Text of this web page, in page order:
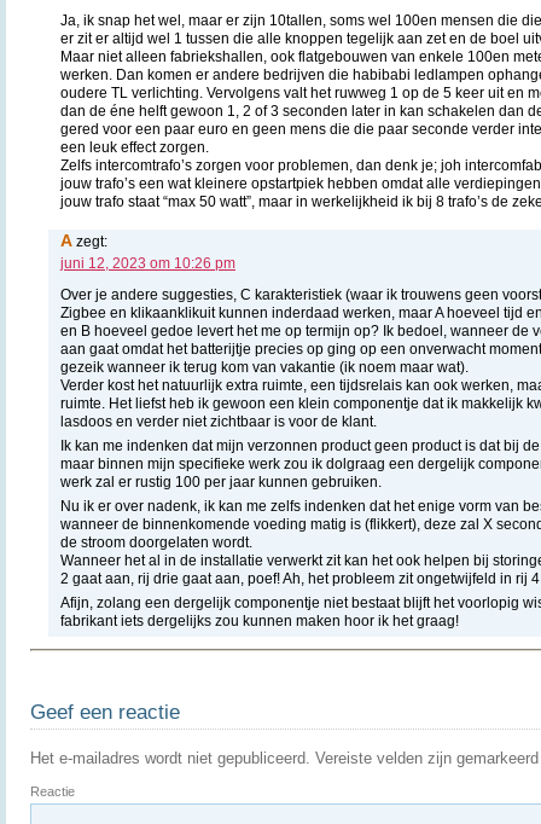
Ja, ik snap het wel, maar er zijn 10tallen, soms wel 100en mensen die
er zit er altijd wel 1 tussen die alle knoppen tegelijk aan zet en de boel
Maar niet alleen fabriekshallen, ook flatgebouwen van enkele 100en
werken. Dan komen er andere bedrijven die habibabi ledlampen
oudere TL verlichting. Vervolgens valt het ruwweg 1 op de 5 keer uit en
dan de éne helft gewoon 1, 2 of 3 seconden later in kan schakelen dan
gered voor een paar euro en geen mens die die paar seconde verder
een leuk effect zorgen.
Zelfs intercomtrafo’s zorgen voor problemen, dan denk je; joh
jouw trafo’s een wat kleinere opstartpiek hebben omdat alle
jouw trafo staat “max 50 watt”, maar in werkelijkheid ik bij 8 trafo’s de
A zegt:
juni 12, 2023 om 10:26 pm
Over je andere suggesties, C karakteristiek (waar ik trouwens geen
Zigbee en klikaanklikuit kunnen inderdaad werken, maar A hoeveel tijd
en B hoeveel gedoe levert het me op termijn op? Ik bedoel, wanneer de
aan gaat omdat het batterijtje precies op ging op een onverwacht
gezeik wanneer ik terug kom van vakantie (ik noem maar wat).
Verder kost het natuurlijk extra ruimte, een tijdsrelais kan ook werken,
ruimte. Het liefst heb ik gewoon een klein componentje dat ik makkelijk
lasdoos en verder niet zichtbaar is voor de klant.
Ik kan me indenken dat mijn verzonnen product geen product is dat bij
maar binnen mijn specifieke werk zou ik dolgraag een dergelijk
werk zal er rustig 100 per jaar kunnen gebruiken.
Nu ik er over nadenk, ik kan me zelfs indenken dat het enige vorm van
wanneer de binnenkomende voeding matig is (flikkert), deze zal X
de stroom doorgelaten wordt.
Wanneer het al in de installatie verwerkt zit kan het ook helpen bij
2 gaat aan, rij drie gaat aan, poef! Ah, het probleem zit ongetwijfeld in rij
Afijn, zolang een dergelijk componentje niet bestaat blijft het voorlopig
fabrikant iets dergelijks zou kunnen maken hoor ik het graag!
Geef een reactie
Het e-mailadres wordt niet gepubliceerd. Vereiste velden zijn
Reactie